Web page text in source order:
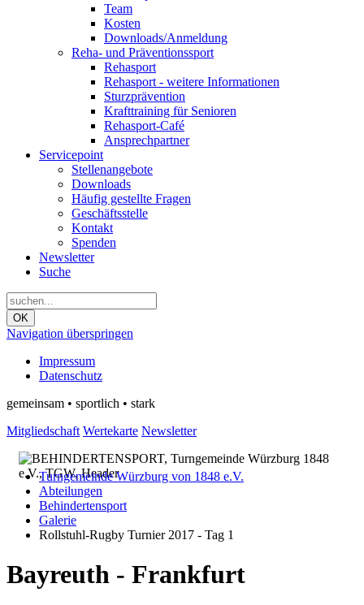
Team
Kosten
Downloads/Anmeldung
Reha- und Präventionssport
Rehasport
Rehasport - weitere Informationen
Sturzprävention
Krafttraining für Senioren
Rehasport-Café
Ansprechpartner
Servicepoint
Stellenangebote
Downloads
Häufig gestellte Fragen
Geschäftsstelle
Kontakt
Spenden
Newsletter
Suche
OK
Navigation überspringen
Impressum
Datenschutz
gemeinsam • sportlich • stark
Mitgliedschaft Wertekarte Newsletter
Turngemeinde Würzburg von 1848 e.V.
Abteilungen
Behindertensport
Galerie
Rollstuhl-Rugby Turnier 2017 - Tag 1
Bayreuth - Frankfurt